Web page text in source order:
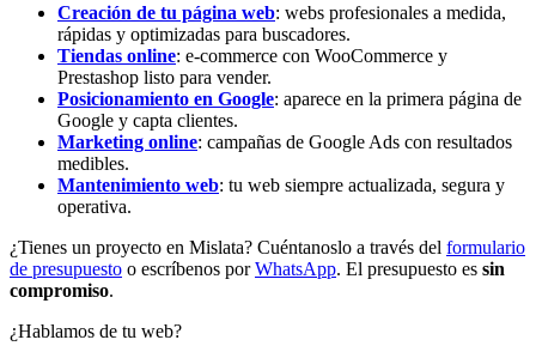
Creación de tu página web: webs profesionales a medida,
rápidas y optimizadas para buscadores.
Tiendas online: e-commerce con WooCommerce y
Prestashop listo para vender.
Posicionamiento en Google: aparece en la primera página de
Google y capta clientes.
Marketing online: campañas de Google Ads con resultados
medibles.
Mantenimiento web: tu web siempre actualizada, segura y
operativa.
¿Tienes un proyecto en Mislata? Cuéntanoslo a través del formulario
de presupuesto o escríbenos porWhatsApp. El presupuesto es sin
compromiso.
¿Hablamos de tu web?